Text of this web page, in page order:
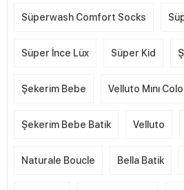
Süperwash Comfort Socks
Süper İnce Lüx Süper Kid
Şekerim Bebe Velluto Mını
Şekerim Bebe Batik Velluto
Naturale Boucle Bella Batik